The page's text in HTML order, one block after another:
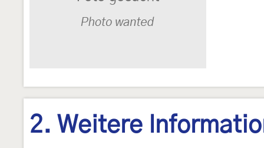
2. Weitere